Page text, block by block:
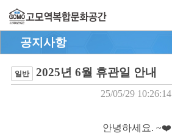
공지사항
일반 2025년 6월 휴관일 안내
25/05/29 10:26:14
안녕하세요. ~❤️